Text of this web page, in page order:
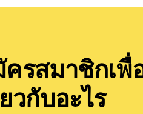
รสมาชิกเพื่
วกับอะไร